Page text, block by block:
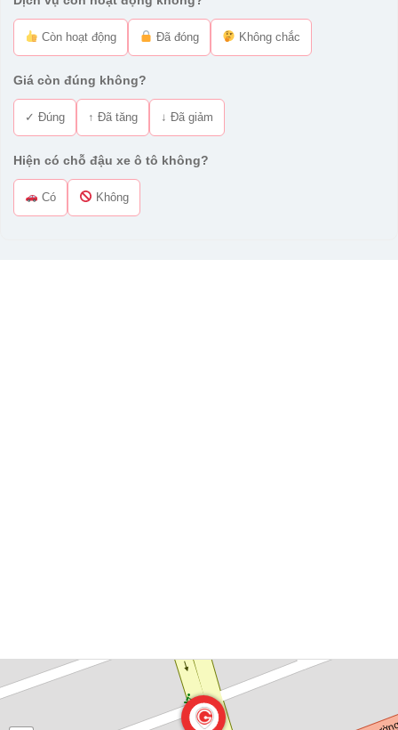
Còn hoạt động Đã đóng Không chắc
Giá còn đúng không?
✓ Đúng ↑ Đã tăng ↓ Đã giảm
Hiện có chỗ đậu xe ô tô không?
Có Không